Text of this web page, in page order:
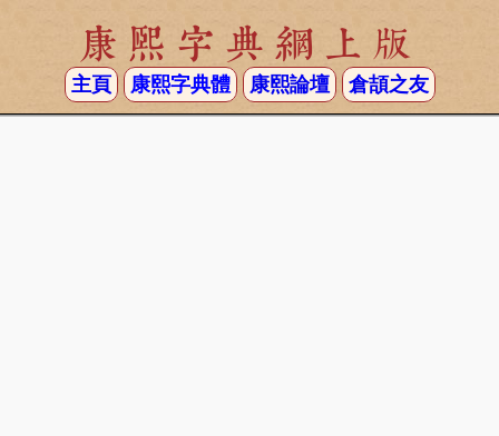
康熙字典網上版
主頁 康熙字典體 康熙論壇 倉頡之友